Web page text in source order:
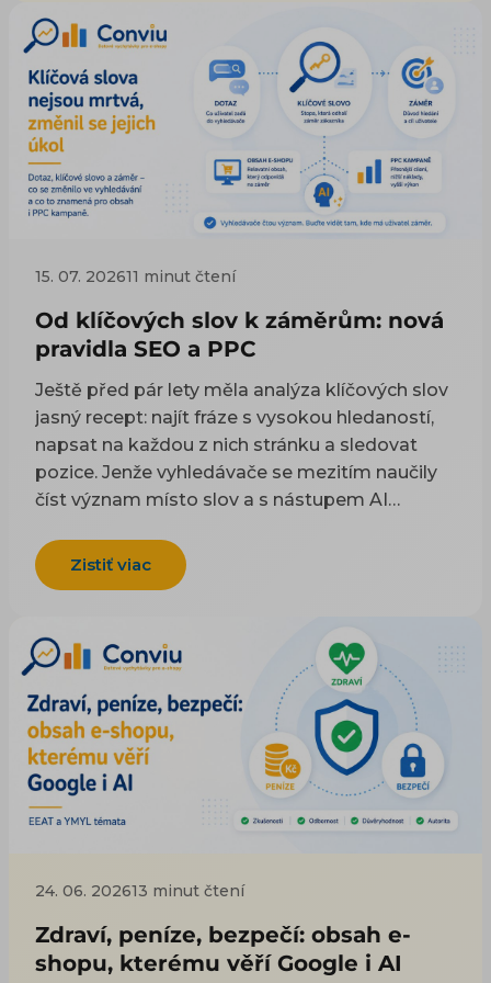
celkový obrázek, co všechno rozhoduje o
viditelnosti e-shopu, začněte u přehledového
článku SEO pro e-shop — rychlost je jedna z
jeho vrstev.
Tenhle článek ukazuje, jak ji najít za pár minut a
bez placených nástrojů, a čím začít, aby se
návštěvnost pohnula.
15. 07. 202611 minut čtení
Od klíčových slov k záměrům: nová
pravidla SEO a PPC
Ještě před pár lety měla analýza klíčových slov
jasný recept: najít fráze s vysokou hledaností,
napsat na každou z nich stránku a sledovat
pozice. Jenže vyhledávače se mezitím naučily
číst význam místo slov a s nástupem AI
vidět“. Klíčová slova přesto nejsou mrtvá —
změnil se ale jejich úkol. Už nejsou cílem
záměru zákazníka. V článku vysvětlujeme, co
se ve vyhledávání stalo, jak spolu souvisí dotaz,
klíčové slovo a záměr a co to prakticky mění
pro obsah e-shopu i PPC kampaně.
Zistiť viac
24. 06. 202613 minut čtení
Zdraví, peníze, bezpečí: obsah e-
shopu, kterému věří Google i AI